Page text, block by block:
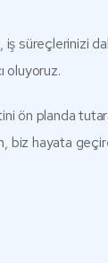
süreçlerinizi
oluyoruz.
ön planda
biz hayata